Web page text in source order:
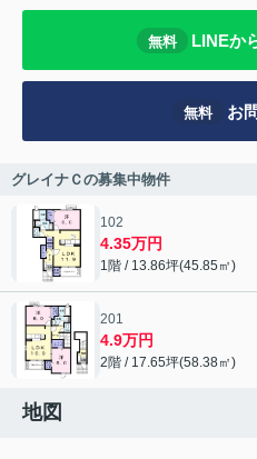
無料 LINEか
無料 お
グレイナＣの募集中物件
102
4.35万円
1階 / 13.86坪(45.85㎡)
201
4.9万円
2階 / 17.65坪(58.38㎡)
地図